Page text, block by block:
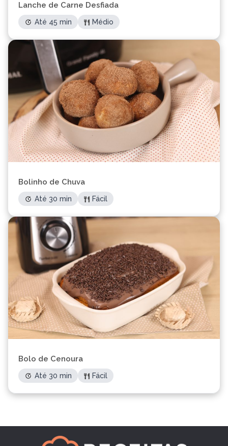
Lanche de Carne Desfiada
Até 45 min Médio
Bolinho de Chuva
Até 30 min Fácil
Bolo de Cenoura
Até 30 min Fácil